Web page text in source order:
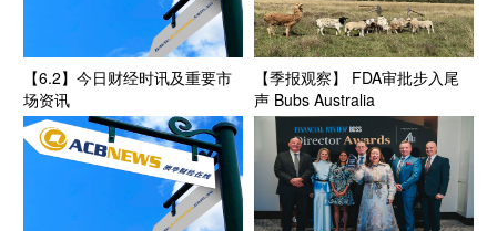
【6.2】今日财经时讯及重要市
场资讯
【季报观察】 FDA审批步入尾
声 Bubs Australia
Ltd（ASX:BUB）称美国市场扩
张计划维持不变 目标覆盖逾万
家门店